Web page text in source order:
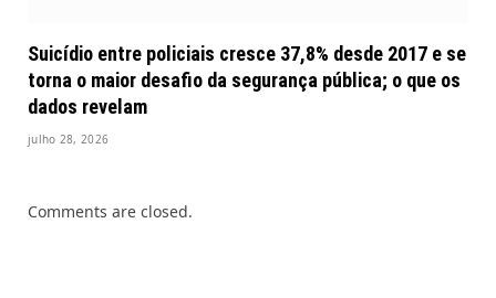
Suicídio entre policiais cresce 37,8% desde 2017 e se
torna o maior desafio da segurança pública; o que os
dados revelam
julho 28, 2026
Comments are closed.